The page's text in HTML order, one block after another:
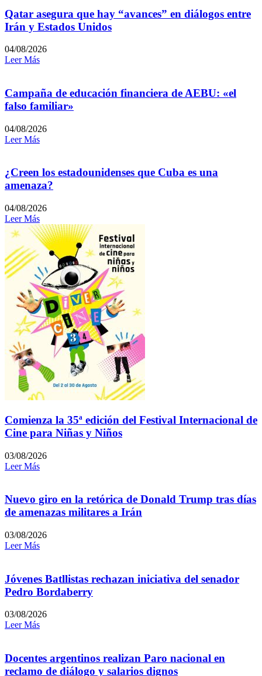
Qatar asegura que hay “avances” en diálogos entre
Irán y Estados Unidos
04/08/2026
Leer Más
Campaña de educación financiera de AEBU: «el
falso familiar»
04/08/2026
Leer Más
¿Creen los estadounidenses que Cuba es una
amenaza?
04/08/2026
Leer Más
Comienza la 35ª edición del Festival Internacional de
Cine para Niñas y Niños
03/08/2026
Leer Más
Nuevo giro en la retórica de Donald Trump tras días
de amenazas militares a Irán
03/08/2026
Leer Más
Jóvenes Batllistas rechazan iniciativa del senador
Pedro Bordaberry
03/08/2026
Leer Más
Docentes argentinos realizan Paro nacional en
reclamo de diálogo y salarios dignos